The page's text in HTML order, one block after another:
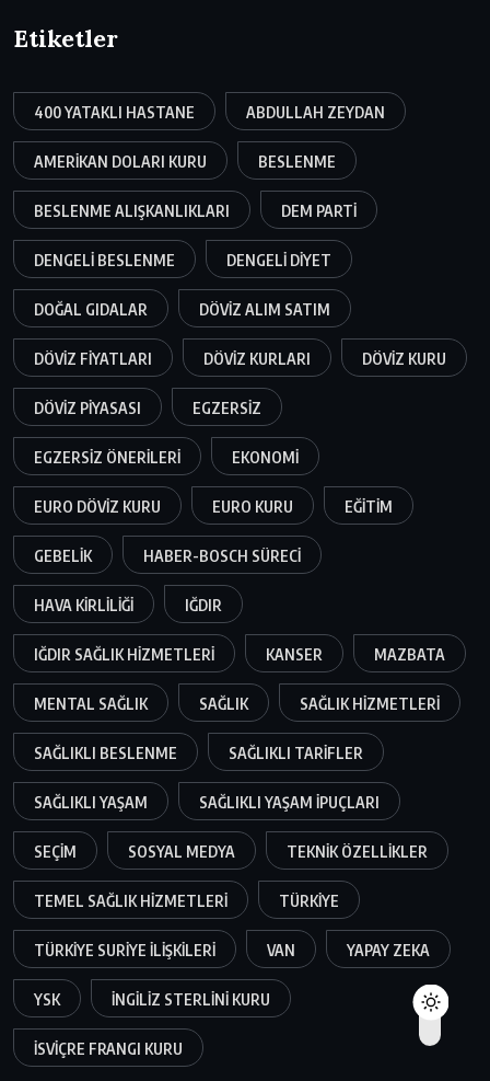
Etiketler
400 YATAKLI HASTANE ABDULLAH ZEYDAN
AMERIKAN DOLARI KURU BESLENME
BESLENME ALIŞKANLIKLARI DEM PARTI
DENGELI BESLENME DENGELI DIYET
DOĞAL GIDALAR DÖVIZ ALIM SATIM
DÖVIZ FIYATLARI DÖVIZ KURLARI DÖVIZ KURU
DÖVIZ PIYASASI EGZERSIZ
EGZERSIZ ÖNERILERI EKONOMI
EURO DÖVIZ KURU EURO KURU EĞITIM
GEBELIK HABER-BOSCH SÜRECI
HAVA KIRLILIĞI IĞDIR
IĞDIR SAĞLIK HIZMETLERI KANSER MAZBATA
MENTAL SAĞLIK SAĞLIK SAĞLIK HIZMETLERI
SAĞLIKLI BESLENME SAĞLIKLI TARIFLER
SAĞLIKLI YAŞAM SAĞLIKLI YAŞAM IPUÇLARI
SEÇIM SOSYAL MEDYA TEKNIK ÖZELLIKLER
TEMEL SAĞLIK HIZMETLERI TÜRKIYE
TÜRKIYE SURIYE ILIŞKILERI VAN YAPAY ZEKA
YSK İNGILIZ STERLINI KURU
İSVIÇRE FRANGI KURU